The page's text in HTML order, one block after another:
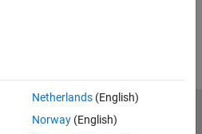
Netherlands(English)
Norway(English)
Informativa sulla privacy